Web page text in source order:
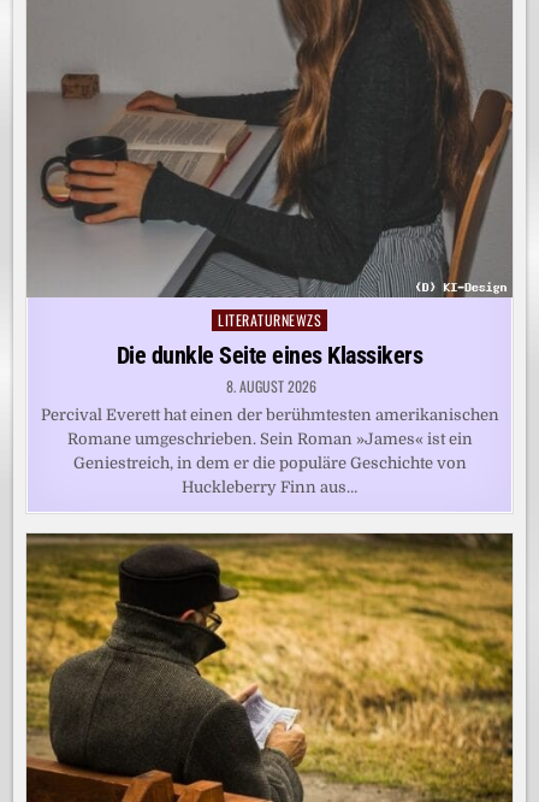
Posted
in
LITERATURNEWZS
Die dunkle Seite eines Klassikers
8. AUGUST 2026
Percival Everett hat einen der berühmtesten amerikanischen
Romane umgeschrieben. Sein Roman »James« ist ein
Geniestreich, in dem er die populäre Geschichte von
Huckleberry Finn aus…